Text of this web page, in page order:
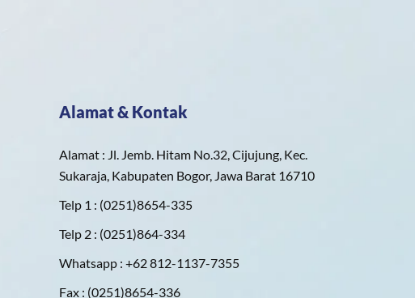
Alamat & Kontak
Alamat : Jl. Jemb. Hitam No.32, Cijujung, Kec.
Sukaraja, Kabupaten Bogor, Jawa Barat 16710
Telp 1 : (0251)8654-335
Telp 2 : (0251)864-334
Whatsapp : +62 812-1137-7355
Fax : (0251)8654-336